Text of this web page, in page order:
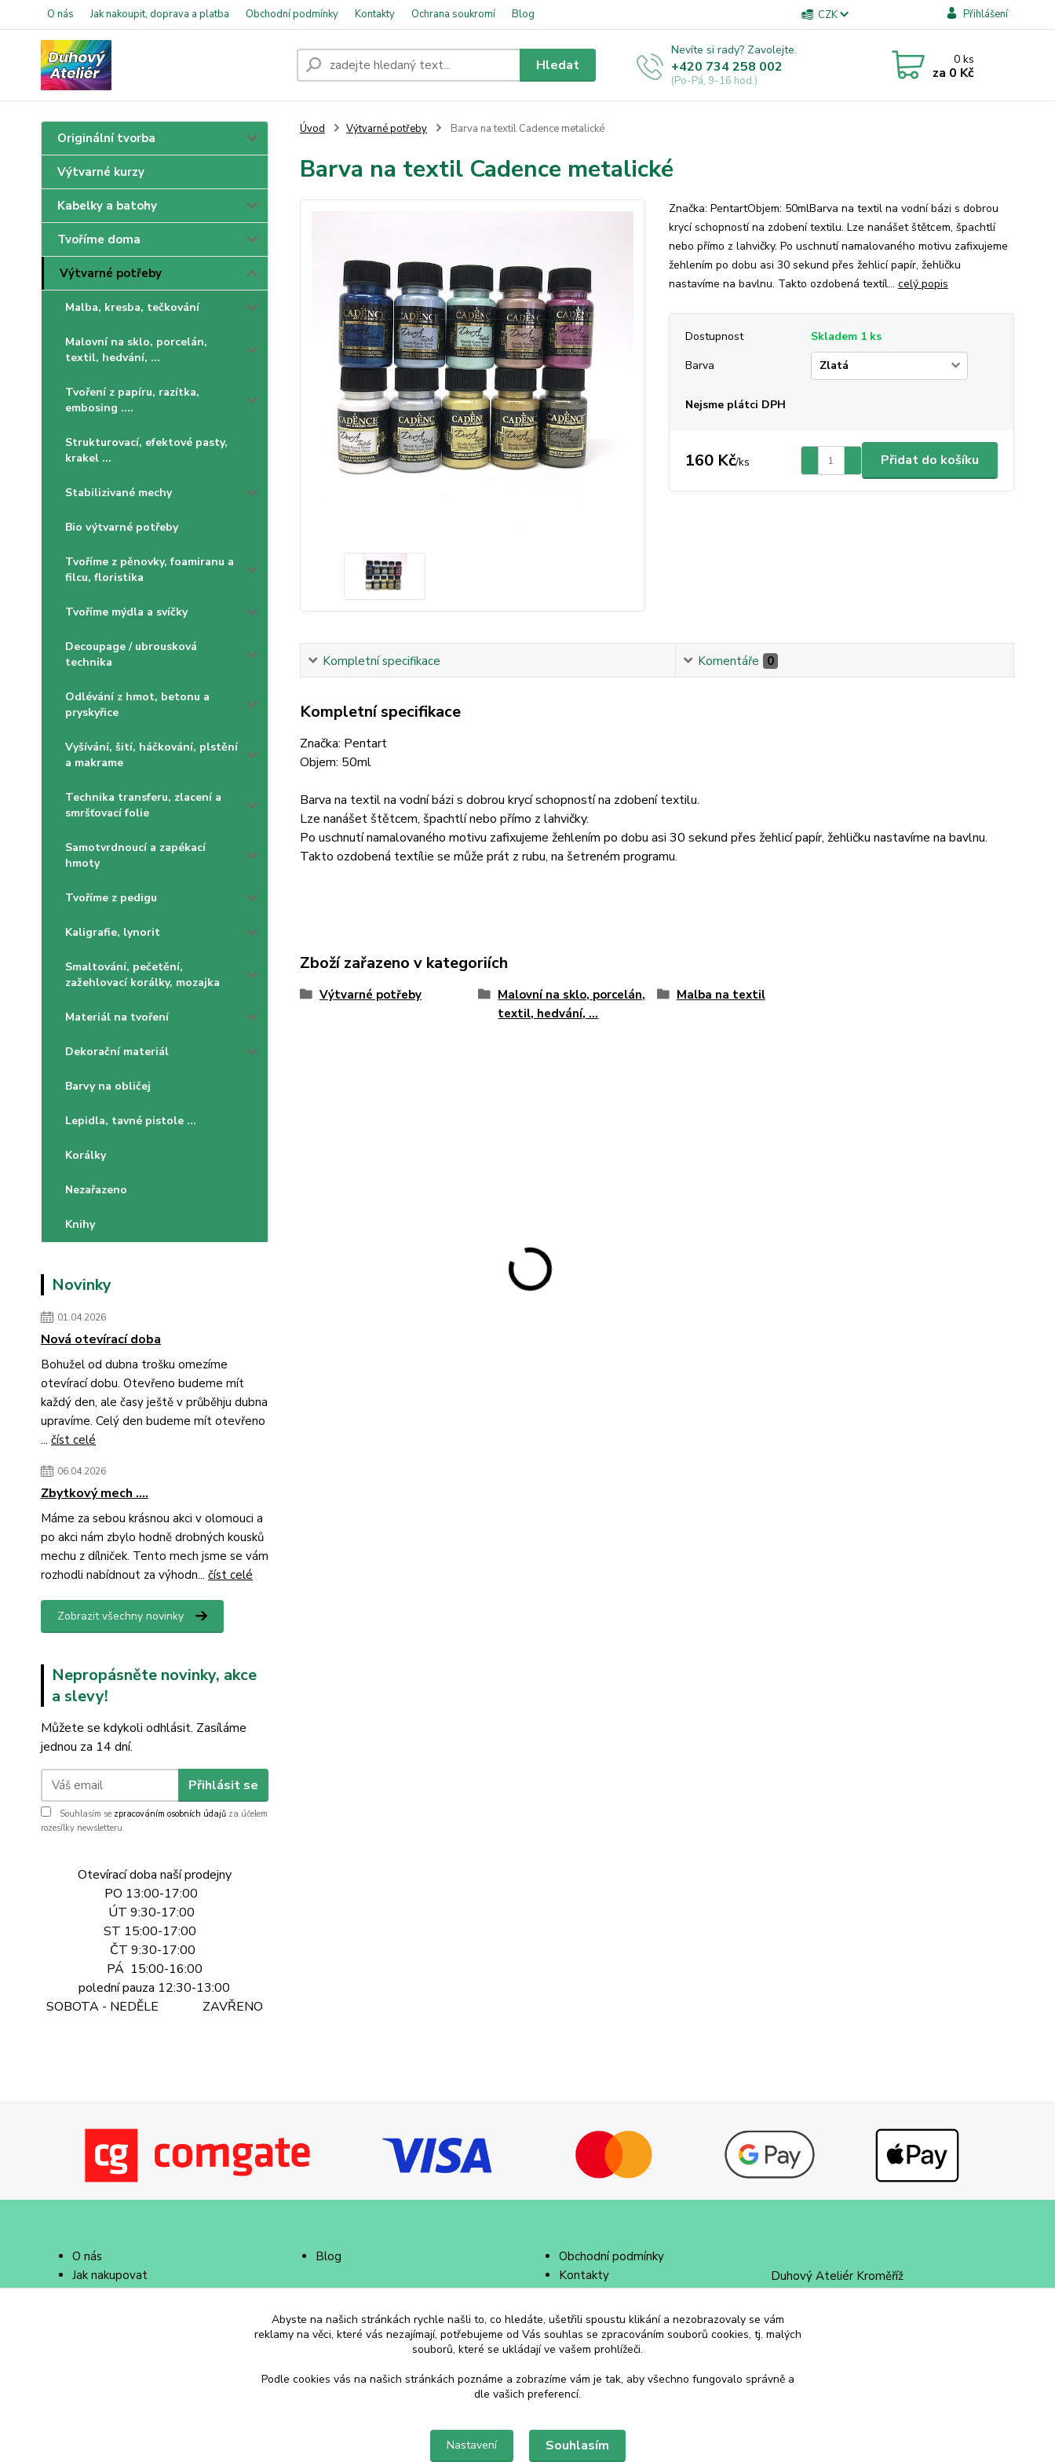
O nás Jak nakoupit, doprava a platba Obchodní podmínky Kontakty Ochrana soukromí Blog CZK Přihlášení
Hledat
Nevíte si rady? Zavolejte.
+420 734 258 002
(Po-Pá, 9-16 hod.)
0ks
za 0 Kč
Originální tvorba
Výtvarné kurzy
Kabelky a batohy
Tvoříme doma
Výtvarné potřeby
Malba, kresba, tečkování
Malovní na sklo, porcelán,
textil, hedvání, ...
Tvoření z papíru, razítka,
embosing ....
Strukturovací, efektové pasty,
krakel ...
Stabilizivané mechy
Bio výtvarné potřeby
Tvoříme z pěnovky, foamiranu a
filcu, floristika
Tvoříme mýdla a svíčky
Decoupage / ubrousková
technika
Odlévání z hmot, betonu a
pryskyřice
Vyšívání, šití, háčkování, plstění
a makrame
Technika transferu, zlacení a
smršťovací folie
Samotvrdnoucí a zapékací
hmoty
Tvoříme z pedigu
Kaligrafie, lynorit
Smaltování, pečetění,
zažehlovací korálky, mozajka
Materiál na tvoření
Dekorační materiál
Barvy na obličej
Lepidla, tavné pistole ...
Korálky
Nezařazeno
Knihy
Novinky
01.04.2026
Nová otevírací doba
Bohužel od dubna trošku omezíme
otevírací dobu. Otevřeno budeme mít
každý den, ale časy ještě v průběhju dubna
upravíme. Celý den budeme mít otevřeno
... číst celé
06.04.2026
Zbytkový mech ....
Máme za sebou krásnou akci v olomouci a
po akci nám zbylo hodně drobných kousků
mechu z dílniček. Tento mech jsme se vám
rozhodli nabídnout za výhodn... číst celé
Zobrazit všechny novinky
Nepropásněte novinky, akce
a slevy!
Můžete se kdykoli odhlásit. Zasíláme
jednou za 14 dní.
Přihlásit se
Souhlasím se zpracováním osobních údajů za účelem
rozesílky newsletteru.
Otevírací doba naší prodejny
PO 13:00-17:00
ÚT 9:30-17:00
ST 15:00-17:00
ČT 9:30-17:00
PÁ 15:00-16:00
polední pauza 12:30-13:00
SOBOTA - NEDĚLE ZAVŘENO
Úvod Výtvarné potřeby Barva na textil Cadence metalické
Barva na textil Cadence metalické
Značka: PentartObjem: 50mlBarva na textil na vodní bázi s dobrou
krycí schopností na zdobení textilu. Lze nanášet štětcem, špachtlí
nebo přímo z lahvičky. Po uschnutí namalovaného motivu zafixujeme
žehlením po dobu asi 30 sekund přes žehlicí papír, žehličku
nastavíme na bavlnu. Takto ozdobená textíl... celý popis
Dostupnost
Skladem 1 ks
Barva
Nejsme plátci DPH
160 Kč/ks Přidat do košíku
Kompletní specifikace Komentáře 0
Kompletní specifikace
Značka: Pentart
Objem: 50ml
Barva na textil na vodní bázi s dobrou krycí schopností na zdobení textilu.
Lze nanášet štětcem, špachtlí nebo přímo z lahvičky.
Po uschnutí namalovaného motivu zafixujeme žehlením po dobu asi 30 sekund přes žehlicí papír, žehličku nastavíme na bavlnu.
Takto ozdobená textílie se může prát z rubu, na šetreném programu.
Zboží zařazeno v kategoriích
Výtvarné potřeby
Malovní na sklo, porcelán,
textil, hedvání, ...
Malba na textil
O nás
Jak nakupovat
Doprava a platba
Blog
Obchodní podmínky
Kontakty
Duhový Ateliér Kroměříž
+420 734 258 002
Abyste na našich stránkách rychle našli to, co hledáte, ušetřili spoustu klikání a nezobrazovaly se vám
reklamy na věci, které vás nezajímají, potřebujeme od Vás souhlas se zpracováním souborů cookies, tj. malých
souborů, které se ukládají ve vašem prohlížeči.
Podle cookies vás na našich stránkách poznáme a zobrazíme vám je tak, aby všechno fungovalo správně a
dle vašich preferencí.
Nastavení Souhlasím